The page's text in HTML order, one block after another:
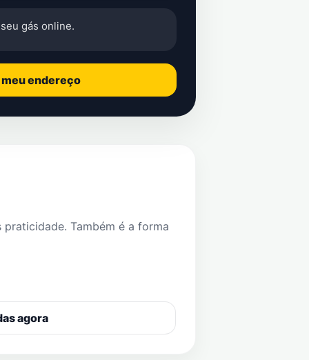
gás online.
endereço
Também é a forma
agora